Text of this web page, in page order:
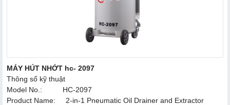
MÁY HÚT NHỚT hc- 2097
Thông số kỹ thuật
Model No.: HC-2097
Product Name: 2-in-1 Pneumatic Oil Drainer and Extractor